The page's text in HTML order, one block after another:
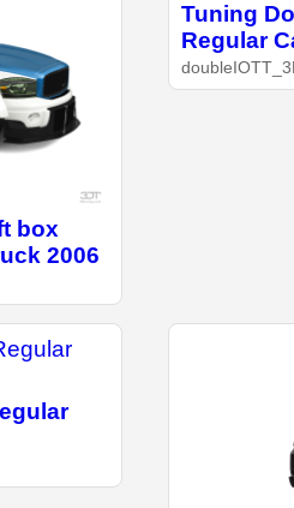
box
2006
Tuning
Regular